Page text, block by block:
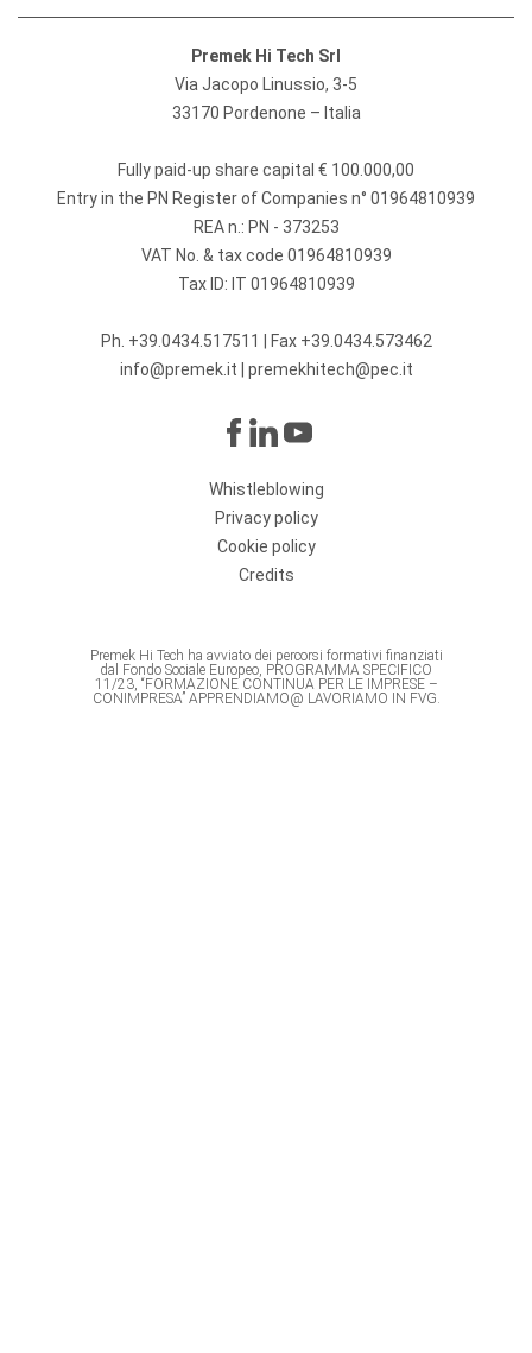
Premek Hi Tech Srl
Via Jacopo Linussio, 3-5
33170 Pordenone – Italia
Fully paid-up share capital € 100.000,00
Entry in the PN Register of Companies n° 01964810939
REA n.: PN - 373253
VAT No. & tax code 01964810939
Tax ID: IT 01964810939
Ph. +39.0434.517511
| Fax +39.0434.573462
info@premek.it
premekhitech@pec.it
Whistleblowing
Privacy policy
Cookie policy
Credits
Premek Hi Tech ha avviato dei percorsi formativi finanziati
dal Fondo Sociale Europeo, PROGRAMMA SPECIFICO
11/23, “FORMAZIONE CONTINUA PER LE IMPRESE –
CONIMPRESA” APPRENDIAMO@ LAVORIAMO IN FVG.